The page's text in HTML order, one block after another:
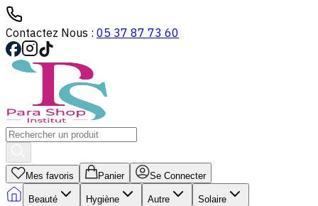
Contactez Nous : 05 37 87 73 60
Mes favoris Panier Se Connecter
Beauté Hygiène Autre Solaire